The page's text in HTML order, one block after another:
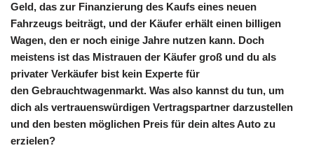
Geld, das zur Finanzierung des Kaufs eines neuen
Fahrzeugs beiträgt, und der Käufer erhält einen billigen
Wagen, den er noch einige Jahre nutzen kann. Doch
meistens ist das Mistrauen der Käufer groß und du als
privater Verkäufer bist kein Experte für
den Gebrauchtwagenmarkt. Was also kannst du tun, um
dich als vertrauenswürdigen Vertragspartner darzustellen
und den besten möglichen Preis für dein altes Auto zu
erzielen?